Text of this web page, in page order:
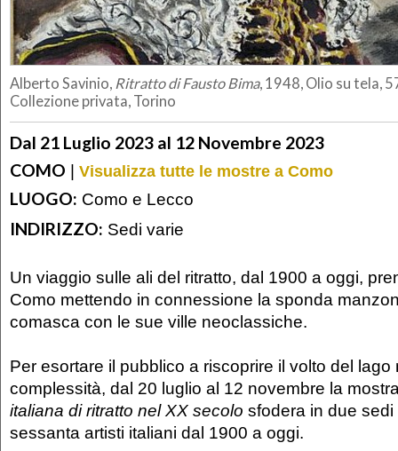
Alberto Savinio, Ritratto di Fausto Bima, 1948, Olio su tela,
Collezione privata, Torino
Dal 21 Luglio 2023 al 12 Novembre 2023
COMO | Visualizza tutte le mostre a Como
LUOGO: Como e Lecco
INDIRIZZO: Sedi varie
Un viaggio sulle ali del ritratto, dal 1900 a oggi,
Como mettendo in connessione la sponda
comasca con le sue ville neoclassiche.
Per esortare il pubblico a riscoprire il volto del lago
complessità, dal 20 luglio al 12 novembre la
italiana di ritratto nel XX secolo sfodera in due sedi
sessanta artisti italiani dal 1900 a oggi.